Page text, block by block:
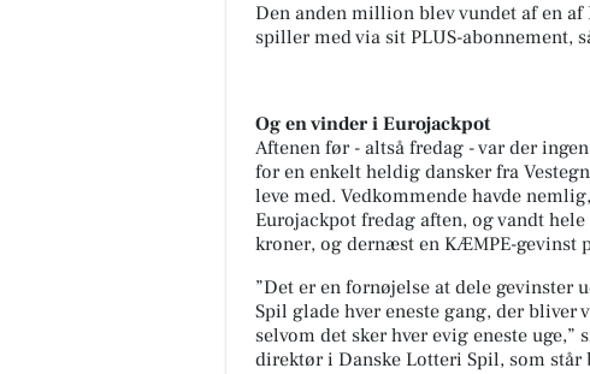
Den anden million blev vundet af en af
spiller med via sit PLUS-abonnement,
Og en vinder i Eurojackpot
Aftenen før - altså fredag - var der
for en enkelt heldig dansker fra
leve med. Vedkommende havde
Eurojackpot fredag aften, og vandt
kroner, og dernæst en KÆMPE-gevinst
”Det er en fornøjelse at dele gevinster
Spil glade hver eneste gang, der bliver
selvom det sker hver evig eneste uge,”
direktør i Danske Lotteri Spil, som står
BILUDLEJNING Lej en lille
personbil for 3.000 kr. om mdr.
Åbn opslaget